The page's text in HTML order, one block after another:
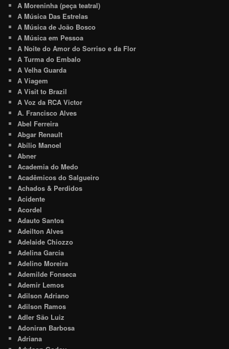
A Moreninha (peça teatral)
A Música Das Estrelas
A Música de João Bosco
A Música em Pessoa
A Noite do Amor do Sorriso e da Flor
A Turma do Embalo
A Velha Guarda
A Viagem
A Visit to Brazil
A Voz da RCA Victor
A. Francisco Alves
Abel Ferreira
Abgar Renault
Abílio Manoel
Abner
Academia do Medo
Acadêmicos do Salgueiro
Achados & Perdidos
Acidente
Acordel
Adauto Santos
Adeilton Alves
Adelaide Chiozzo
Adelina Garcia
Adelino Moreira
Ademilde Fonseca
Ademir Lemos
Adilson Adriano
Adilson Ramos
Adler São Luiz
Adoniran Barbosa
Adriana